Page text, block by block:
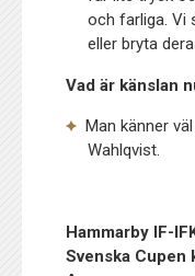
och farliga. Vi
eller bryta
Vad är känslan
Man känner
Wahlqvist.
Hammarby IF-
Svenska Cupen